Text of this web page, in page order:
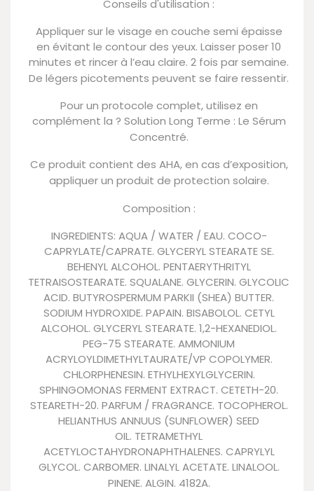
Conseils d'utilisation :
Appliquer sur le visage en couche semi épaisse
en évitant le contour des yeux. Laisser poser 10
minutes et rincer à l’eau claire. 2 fois par semaine.
De légers picotements peuvent se faire ressentir.
Pour un protocole complet, utilisez en
complément la ? Solution Long Terme : Le Sérum
Concentré.
Ce produit contient des AHA, en cas d’exposition,
appliquer un produit de protection solaire.
Composition :
INGREDIENTS: AQUA / WATER / EAU. COCO-
CAPRYLATE/CAPRATE. GLYCERYL STEARATE SE.
BEHENYL ALCOHOL. PENTAERYTHRITYL
TETRAISOSTEARATE. SQUALANE. GLYCERIN. GLYCOLIC
ACID. BUTYROSPERMUM PARKII (SHEA) BUTTER.
SODIUM HYDROXIDE. PAPAIN. BISABOLOL. CETYL
ALCOHOL. GLYCERYL STEARATE. 1,2-HEXANEDIOL.
PEG-75 STEARATE. AMMONIUM
ACRYLOYLDIMETHYLTAURATE/VP COPOLYMER.
CHLORPHENESIN. ETHYLHEXYLGLYCERIN.
SPHINGOMONAS FERMENT EXTRACT. CETETH-20.
STEARETH-20. PARFUM / FRAGRANCE. TOCOPHEROL.
HELIANTHUS ANNUUS (SUNFLOWER) SEED
OIL. TETRAMETHYL
ACETYLOCTAHYDRONAPHTHALENES. CAPRYLYL
GLYCOL. CARBOMER. LINALYL ACETATE. LINALOOL.
PINENE. ALGIN. 4182A.